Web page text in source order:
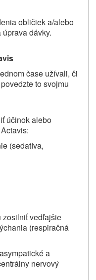
obličiek a/alebo
dávky.
čase užívali, či
to svojmu
účinok alebo
(sedatíva,
zosilniť vedľajšie
(respiračná
a
nervový